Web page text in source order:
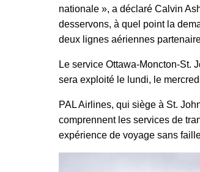
nationale », a déclaré Calvin
desservons, à quel point la
deux lignes aériennes
Le service Ottawa-Moncton-St.
sera exploité le lundi, le
PAL Airlines, qui siège à St.
comprennent les services de
expérience de voyage sans